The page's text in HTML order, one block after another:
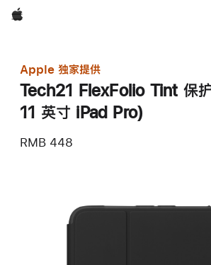
Apple
Apple 独家提供
Tech21 FlexFolio Tint 保
11 英寸 iPad Pro)
RMB 448